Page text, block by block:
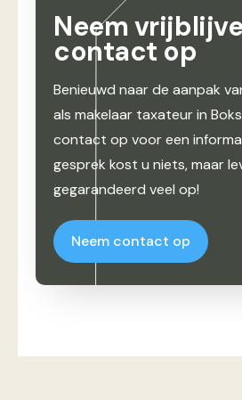
Neem
contact op
Benieuwd naar de aanpak
als makelaar taxateur in
contact op voor een
gesprek kost u niets, maar
gegarandeerd veel op!
Neem contact op